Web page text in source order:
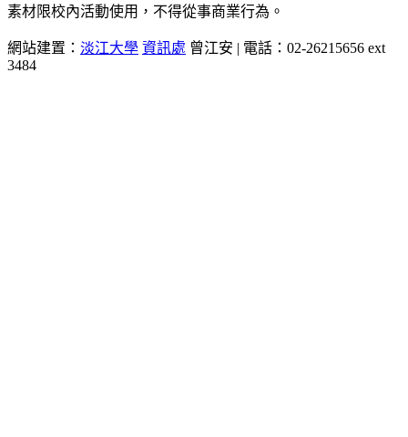
素材限校內活動使用，不得從事商業行為。
網站建置： 淡江大學 資訊處 曾江安 | 電話：02-26215656 ext
3484